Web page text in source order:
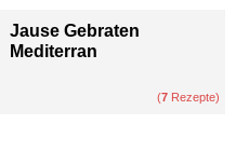
Jause Gebraten
Mediterran
(7 Rezepte)